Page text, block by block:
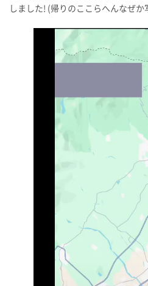
しました! (帰りのここらへんなぜ